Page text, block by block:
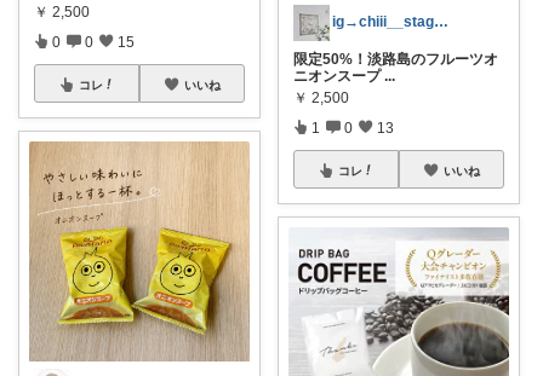
￥ 2,500
0 0 15
コレ いいね
ig→chiii__stagram
限定50%！淡路島のフルーツオ
ニオンスープ ...
￥ 2,500
1 0 13
コレ いいね